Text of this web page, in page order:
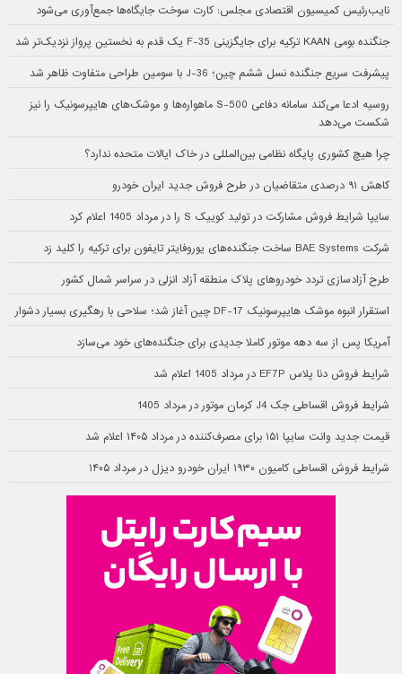
نایب‌رئیس کمیسیون اقتصادی مجلس: کارت سوخت جایگاه‌ها جمع‌آوری می‌شود
جنگنده بومی KAAN ترکیه برای جایگزینی F-35 یک قدم به نخستین پرواز نزدیک‌تر شد
پیشرفت سریع جنگنده نسل ششم چین؛ J-36 با سومین طراحی متفاوت ظاهر شد
روسیه ادعا می‌کند سامانه دفاعی S-500 ماهواره‌ها و موشک‌های هایپرسونیک را نیز
شکست می‌دهد
چرا هیچ کشوری پایگاه نظامی بین‌المللی در خاک ایالات متحده ندارد؟
کاهش ۹۱ درصدی متقاضیان در طرح فروش جدید ایران خودرو
سایپا شرایط فروش مشارکت در تولید کوییک S را در مرداد 1405 اعلام کرد
شرکت BAE Systems ساخت جنگنده‌های یوروفایتر تایفون برای ترکیه را کلید زد
طرح آزادسازی تردد خودروهای پلاک منطقه آزاد انزلی در سراسر شمال کشور
استقرار انبوه موشک هایپرسونیک DF-17 چین آغاز شد؛ سلاحی با رهگیری بسیار دشوار
آمریکا پس از سه دهه موتور کاملا جدیدی برای جنگنده‌های خود می‌سازد
شرایط فروش دنا پلاس EF7P در مرداد 1405 اعلام شد
شرایط فروش اقساطی جک J4 کرمان موتور در مرداد 1405
قیمت جدید وانت سایپا ۱۵۱ برای مصرف‌کننده در مرداد ۱۴۰۵ اعلام شد
شرایط فروش اقساطی کامیون ۱۹۳۰ ایران خودرو دیزل در مرداد ۱۴۰۵